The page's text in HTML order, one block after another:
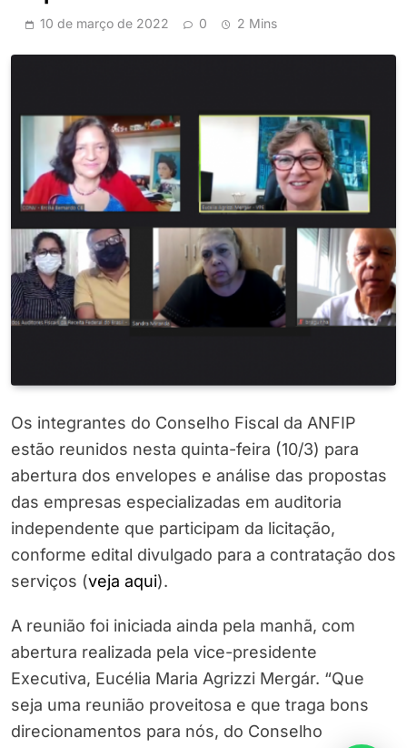
10 de março de 2022 0 2 Mins
Os integrantes do Conselho Fiscal da ANFIP
estão reunidos nesta quinta-feira (10/3) para
abertura dos envelopes e análise das propostas
das empresas especializadas em auditoria
independente que participam da licitação,
conforme edital divulgado para a contratação dos
serviços (veja aqui).
A reunião foi iniciada ainda pela manhã, com
abertura realizada pela vice-presidente
Executiva, Eucélia Maria Agrizzi Mergár. “Que
seja uma reunião proveitosa e que traga bons
direcionamentos para nós, do Conselho